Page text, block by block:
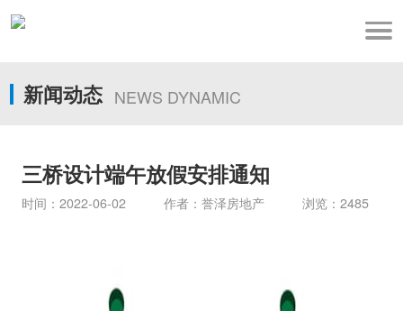
新闻动态 NEWS DYNAMIC
三桥设计端午放假安排通知
时间：2022-06-02 作者：誉泽房地产 浏览：2485